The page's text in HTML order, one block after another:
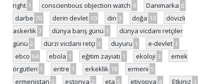
right 1 conscientious objection watch 9 Danimarka 6
darbe 76 derin devlet 10 din 3 doğa 10
dövizli
askerlik 7 dünya barış günü 1
dünya vicdani retçiler
günü 2 dürzi vicdani retçi 3 duyuru 1 e-devlet 1
ebco 64 ebola 1 eğitim zayiatı 1 ekoloji 3
emek
örgütleri 1 eritre 1 erkeklik 18 ermeni 5
ermenistan 5 estonya 2 eta 5 etiyopya 4 Etkiniz 1